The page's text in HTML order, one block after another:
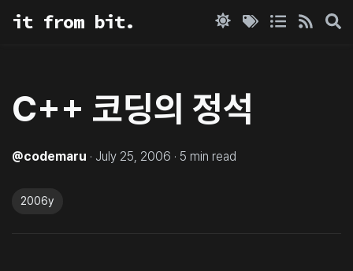
it from bit.
C++ 코딩의 정석
@codemaru · July 25, 2006 · 5 min read
2006y